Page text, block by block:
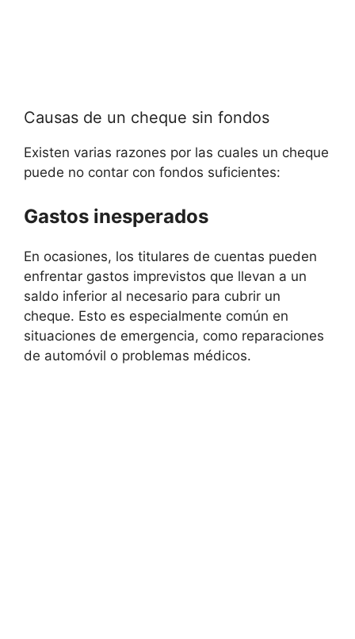
Causas de un cheque sin fondos
Existen varias razones por las cuales un cheque
puede no contar con fondos suficientes:
Gastos inesperados
En ocasiones, los titulares de cuentas pueden
enfrentar gastos imprevistos que llevan a un
saldo inferior al necesario para cubrir un
cheque. Esto es especialmente común en
situaciones de emergencia, como reparaciones
de automóvil o problemas médicos.